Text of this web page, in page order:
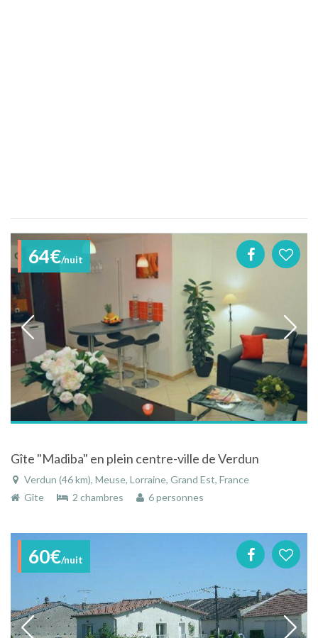
64€/nuit
Gîte "Madiba" en plein centre-ville de Verdun
Verdun (46 km), Meuse, Lorraine, Grand Est, France
Gîte
2 chambres 6 personnes
60€/nuit